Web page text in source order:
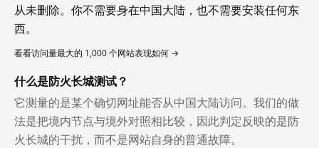
从未删除。你不需要身在中国大陆，也不需要安装任何东
西。
看看访问量最大的 1,000 个网站表现如何 →
什么是防火长城测试？
它测量的是某个确切网址能否从中国大陆访问。我们的做
法是把境内节点与境外对照相比较，因此判定反映的是防
火长城的干扰，而不是网站自身的普通故障。